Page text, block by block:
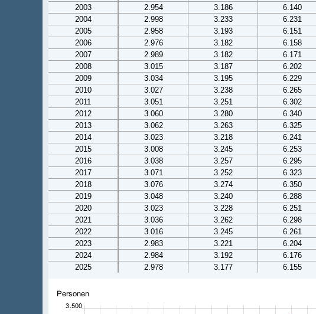
2003
2.954 3.186 6.140
2004
2.998 3.233 6.231
2005
2.958 3.193 6.151
2006
2.976 3.182 6.158
2007
2.989 3.182 6.171
2008
3.015 3.187 6.202
2009
3.034 3.195 6.229
2010
3.027 3.238 6.265
2011
3.051 3.251 6.302
2012
3.060 3.280 6.340
2013
3.062 3.263 6.325
2014
3.023 3.218 6.241
2015
3.008 3.245 6.253
2016
3.038 3.257 6.295
2017
3.071 3.252 6.323
2018
3.076 3.274 6.350
2019
3.048 3.240 6.288
2020
3.023 3.228 6.251
2021
3.036 3.262 6.298
2022
3.016 3.245 6.261
2023
2.983 3.221 6.204
2024
2.984 3.192 6.176
2025
2.978 3.177 6.155